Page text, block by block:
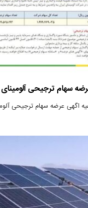
سهام ترجیحی
اگهی عرضه سهام ترجیحی